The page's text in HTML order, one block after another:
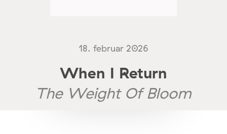
18. februar 2026
When I Return
The Weight Of Bloom